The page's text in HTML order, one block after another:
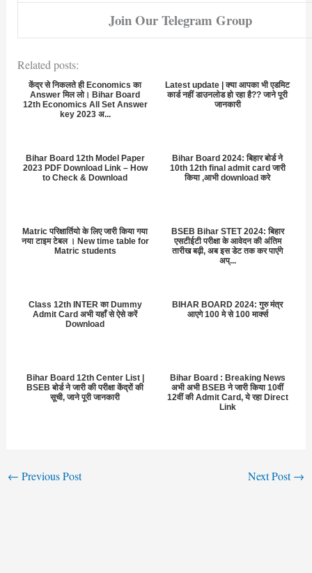
Join Our Telegram Group
Related posts:
केंद्र से निकलते ही Economics का
Answer मिल लो। Bihar Board
12th Economics All Set Answer
key 2023 अ...
Latest update | क्या आपका भी एडमिट
कार्ड नहीं डाउनलोड हो रहा है?? जाने पूरी
जानकारी
Bihar Board 12th Model Paper
2023 PDF Download Link – How
to Check & Download
Bihar Board 2024: बिहार बोर्ड ने
10th 12th final admit card जारी
किया ,आभी download करे
Matric परिक्षार्तियो के लिए जारी किया गया
नया टाइम टेबल । New time table for
Matric students
BSEB Bihar STET 2024: बिहार
एसटीईटी परीक्षा के आवेदन की अंतिम
तारीख बढ़ी, अब इस डेट तक कर पाएंगे
अप्...
Class 12th INTER का Dummy
Admit Card अभी यहाँ से ऐसे करें
Download
BIHAR BOARD 2024: गुरु मंत्र
आएगे 100 मे से 100 मार्क्स
Bihar Board 12th Center List |
BSEB बोर्ड ने जारी की परीक्षा केंद्रों की
सूची, जाने पूरी जानकारी
Bihar Board : Breaking News
अभी अभी BSEB ने जारी किया 10वीं
12वीं की Admit Card, ये रहा Direct
Link
← Previous Post Next Post→